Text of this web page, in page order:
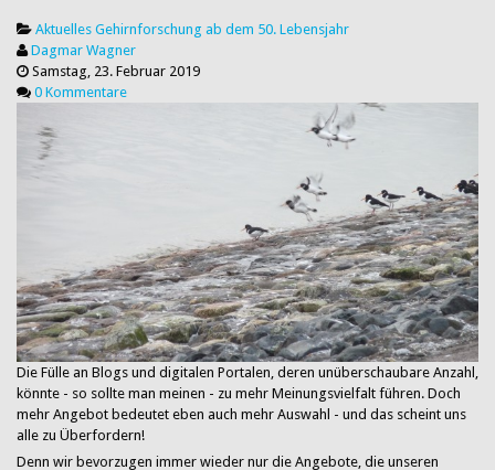
Aktuelles Gehirnforschung ab dem 50. Lebensjahr
Dagmar Wagner
Samstag, 23. Februar 2019
0 Kommentare
Die Fülle an Blogs und digitalen Portalen, deren unüberschaubare Anzahl,
könnte - so sollte man meinen - zu mehr Meinungsvielfalt führen. Doch
mehr Angebot bedeutet eben auch mehr Auswahl - und das scheint uns
alle zu Überfordern!
Denn wir bevorzugen immer wieder nur die Angebote, die unseren